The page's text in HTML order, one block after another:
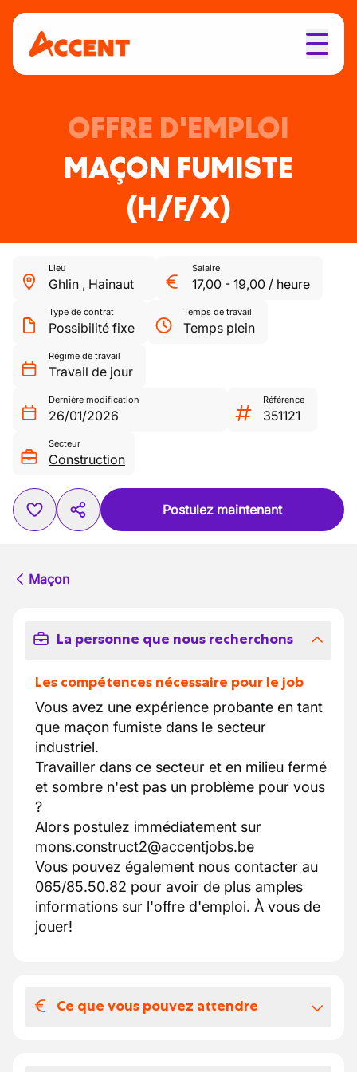
OFFRE D'EMPLOI
MAÇON FUMISTE
(H/F/X)
Lieu
Ghlin , Hainaut
Salaire
17,00 - 19,00 / heure
Type de contrat
Possibilité fixe
Temps de travail
Temps plein
Régime de travail
Travail de jour
Dernière modification
26/01/2026
Référence
351121
Secteur
Construction
Postulez maintenant
Maçon
La personne que nous recherchons
Les compétences nécessaire pour le job
Vous avez une expérience probante en tant
que maçon fumiste dans le secteur
industriel.
Travailler dans ce secteur et en milieu fermé
et sombre n'est pas un problème pour vous
?
Alors postulez immédiatement sur
mons.construct2@accentjobs.be
Vous pouvez également nous contacter au
065/85.50.82 pour avoir de plus amples
informations sur l'offre d'emploi. À vous de
jouer!
Ce que vous pouvez attendre